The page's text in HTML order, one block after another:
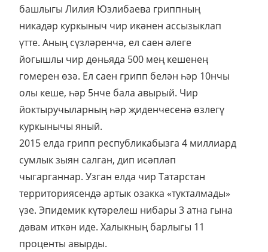
башлыгы Лилия Юзлибаева гриппның
никадәр куркыныч чир икәнен ассызыклап
үтте. Аның сүзләренчә, ел саен әлеге
йогышлы чир дөньяда 500 мең кешенең
гомерен өзә. Ел саен грипп белән һәр 10нчы
олы кеше, һәр 5нче бала авырый. Чир
йоктыручыларның һәр җиденчесенә өзлегү
куркынычы яный.
2015 елда грипп республикабызга 4 миллиард
сумлык зыян салган, дип исәпләп
чыгарганнар. Узган елда чир Татарстан
территориясендә артык озакка «тукталмады»
үзе. Эпидемик күтәрелеш нибары 3 атна гына
дәвам иткән иде. Халыкның барлыгы 11
проценты авырды.